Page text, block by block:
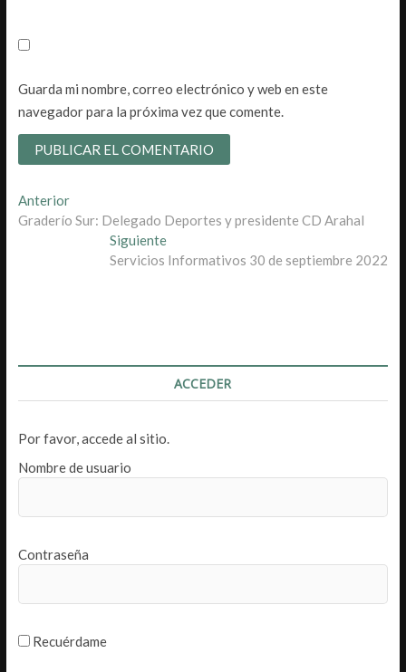
Guarda mi nombre, correo electrónico y web en este
navegador para la próxima vez que comente.
Navegación
de
entradas
AnteriorEntrada
anterior:
Graderío Sur: Delegado Deportes y presidente CD Arahal
SiguienteEntrada
siguiente:
Servicios Informativos 30 de septiembre 2022
ACCEDER
Por favor, accede al sitio.
Nombre de usuario
Contraseña
Recuérdame